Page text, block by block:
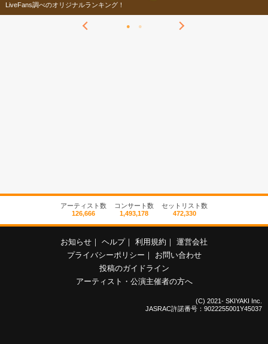
LiveFans調べのオリジナルランキング！
アーティスト数
126,666
コンサート数
1,493,178
セットリスト数
472,330
お知らせ ｜ ヘルプ｜ 利用規約 ｜ 運営会社
プライバシーポリシー ｜
お問い合わせ
投稿のガイドライン
アーティスト・公演主催者の方へ
(C) 2021- SKIYAKI Inc.
JASRAC許諾番号：9022255001Y45037